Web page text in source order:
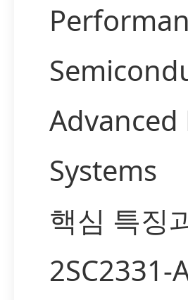
Advanced
Systems
핵심 특징
2SC2331-